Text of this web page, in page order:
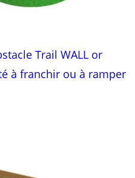
Trail WALL or
à franchir ou à ramper
Parcours